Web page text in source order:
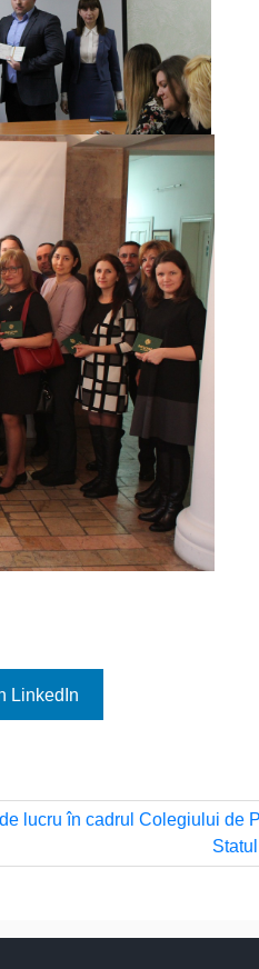
LinkedIn
lucru în cadrul Colegiului de